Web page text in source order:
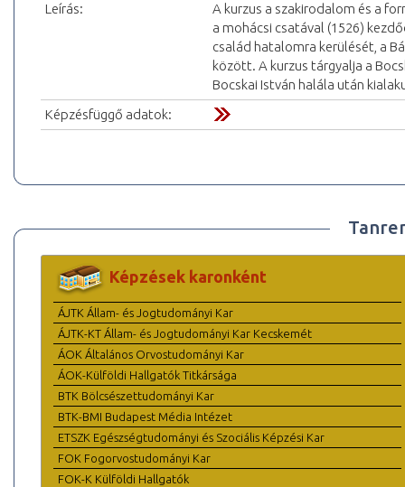
Leírás:
A kurzus a szakirodalom és a
a mohácsi csatával (1526)
család hatalomra kerülését, a
között. A kurzus tárgyalja a
Bocskai István halála után
Képzésfüggő adatok:
Képzések karonként
ÁJTK Állam- és Jogtudományi Kar
ÁJTK-KT Állam- és Jogtudományi Kar Kecskemét
ÁOK Általános Orvostudományi Kar
ÁOK-Külföldi Hallgatók Titkársága
BTK Bölcsészettudományi Kar
BTK-BMI Budapest Média Intézet
ETSZK Egészségtudományi és Szociális Képzési Kar
FOK Fogorvostudományi Kar
FOK-K Külföldi Hallgatók